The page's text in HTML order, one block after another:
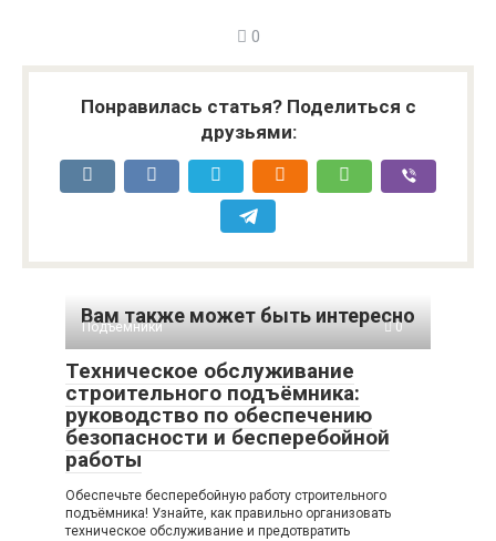
0
Понравилась статья? Поделиться с
друзьями:
Вам также может быть интересно
Подъемники 0
Техническое обслуживание
строительного подъёмника:
руководство по обеспечению
безопасности и бесперебойной
работы
Обеспечьте бесперебойную работу строительного
подъёмника! Узнайте, как правильно организовать
техническое обслуживание и предотвратить